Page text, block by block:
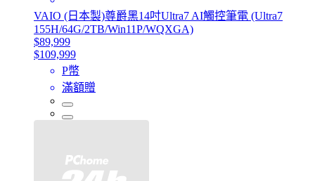
VAIO (日本製)尊爵黑14吋Ultra7 AI觸控筆電 (Ultra7
155H/64G/2TB/Win11P/WQXGA)
$89,999
$109,999
P幣
滿額贈